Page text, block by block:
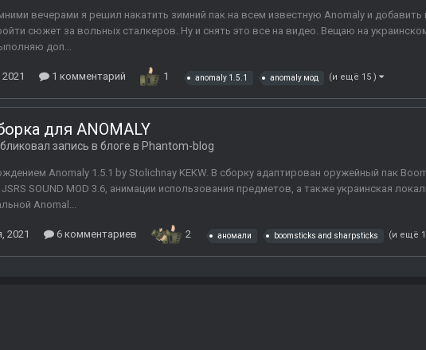
вечерами я решил накатить зимний пак на всем известную Anomaly и
сюжет за вольных сталкеров. Ну и снять это все на видео. Вещаю на
доп...
1 комментарий 1 anomaly 1.5.1 anomaly мод (и ещё 15 )
для ANOMALY
запись в блоге в Phantom-blog
Anomaly 1.5.1 by Stolichnay KEKW. В сборку адаптирован оружейный пак
SOUND MOD 3.6, анимации использования предметов, а также украинская
Anomal...
2021 6 комментариев 2 аномали boomsticks and sharpsticks (и ещё